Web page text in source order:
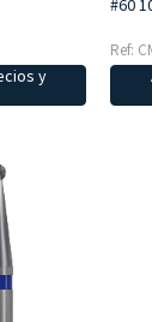
y
Ref: